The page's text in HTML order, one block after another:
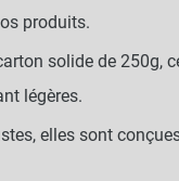
produits.
solide de 250g,
légères.
elles sont